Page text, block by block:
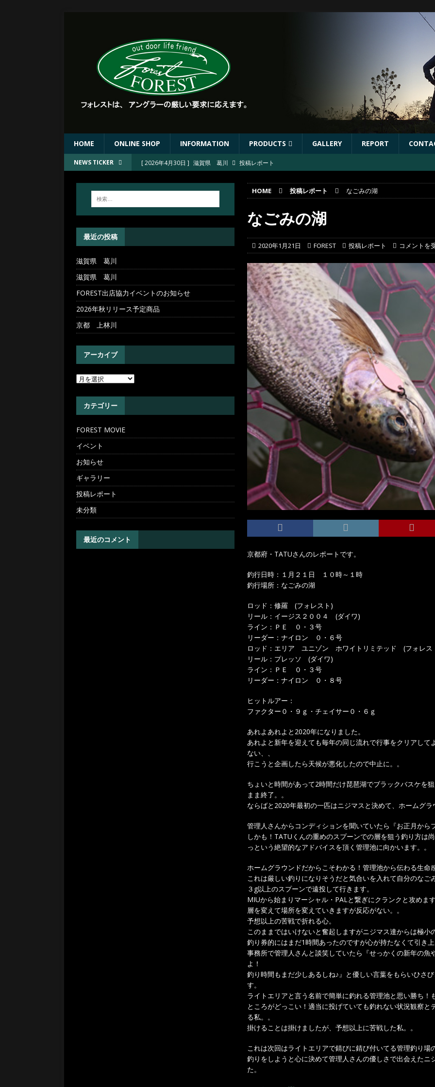
HOME ONLINE SHOP INFORMATION PRODUCTS GALLERY REPORT
NEWS TICKER [ 2026年4月30日 ] 滋賀県 葛川
投稿レポート
2026年秋リリース予定商品
お知らせ
投稿レポート
[ 2026年4月30日 ] 滋賀県 葛川 投稿レポート
HOME 投稿レポート なごみの湖
なごみの湖
2020年1月21日 FOREST 投稿レポート コメントを
京都府・TATUさんのレポートです。
釣行日時：１月２１日 １０時～１時
釣行場所：なごみの湖
ロッド：修羅 (フォレスト)
リール：イージス２００４ (ダイワ)
ライン：ＰＥ ０・３号
リーダー：ナイロン ０・６号
ロッド：エリア ユニゾン ホワイトリミテッド (フォレス
リール：プレッソ (ダイワ)
ライン：ＰＥ ０・３号
リーダー：ナイロン ０・８号
ヒットルアー：
ファクター０・９ｇ・チェイサー０・６ｇ
あれよあれよと2020年になりました。
あれよと新年を迎えても毎年の同じ流れで行事をクリアし
ない、、
行こうと企画したら天候が悪化したので中止に。。
ちょいと時間があって2時間だけ琵琶湖でブラックバスケを
まま終了。。
ならばと2020年最初の一匹はニジマスと決めて、ホームグ
管理人さんからコンディションを聞いていたら『お正月か
しかも！TATUくんの重めのスプーンでの層を狙う釣り方は
っという絶望的なアドバイスを頂く管理池に向かいます。。
ホームグラウンドだからこそわかる！管理池から伝わる生命
これは厳しい釣りになりそうだと気合いを入れて自分のなご
３g以上のスプーンで遠投して行きます。
MIUから始まりマーシャル・PALと繋ぎにクランクと攻めま
層を変えて場所を変えていきますが反応がない。。
予想以上の苦戦で折れる心。
このままではいけないと奮起しますがニジマス達からは極小
釣り券的にはまだ1時間あったのですが心が持たなくて引き
事務所で管理人さんと談笑していたら『せっかくの新年の
よ！
釣り時間もまだ少しあるしね♪』と優しい言葉をもらいひさ
す。
ライトエリアと言う名前で簡単に釣れる管理池と思い勝ち！
ところがどっこい！適当に投げていても釣れない状況観察
る私。。
掛けることは掛けましたが、予想以上に苦戦した私。。
これは次回はライトエリアで錆びに錆び付いてる管理釣り場
釣りをしようと心に決めて管理人さんの優しさで出会えた
た。
最近の投稿
滋賀県 葛川
滋賀県 葛川
FOREST出店協力イベントのお知らせ
2026年秋リリース予定商品
京都 上林川
アーカイブ
カテゴリー
FOREST MOVIE
イベント
お知らせ
ギャラリー
投稿レポート
未分類
最近のコメント